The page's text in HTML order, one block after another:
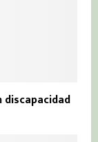
discapacidad